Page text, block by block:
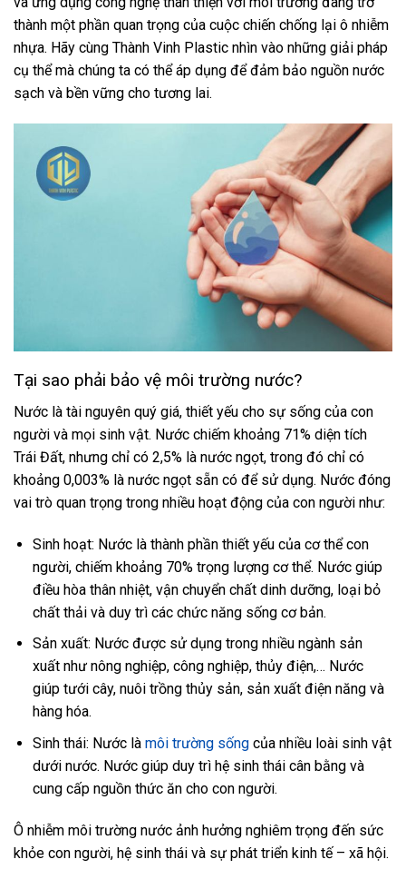
thành một phần quan trọng của cuộc chiến chống lại ô nhiễm
nhựa. Hãy cùng Thành Vinh Plastic nhìn vào những giải pháp
cụ thể mà chúng ta có thể áp dụng để đảm bảo nguồn nước
sạch và bền vững cho tương lai.
Tại sao phải bảo vệ môi trường nước?
Nước là tài nguyên quý giá, thiết yếu cho sự sống của con
người và mọi sinh vật. Nước chiếm khoảng 71% diện tích
Trái Đất, nhưng chỉ có 2,5% là nước ngọt, trong đó chỉ có
khoảng 0,003% là nước ngọt sẵn có để sử dụng. Nước đóng
vai trò quan trọng trong nhiều hoạt động của con người như:
Sinh hoạt: Nước là thành phần thiết yếu của cơ thể con
người, chiếm khoảng 70% trọng lượng cơ thể. Nước giúp
điều hòa thân nhiệt, vận chuyển chất dinh dưỡng, loại bỏ
chất thải và duy trì các chức năng sống cơ bản.
Sản xuất: Nước được sử dụng trong nhiều ngành sản
xuất như nông nghiệp, công nghiệp, thủy điện,… Nước
giúp tưới cây, nuôi trồng thủy sản, sản xuất điện năng và
hàng hóa.
Sinh thái: Nước là môi trường sốngcủa nhiều loài sinh vật
dưới nước. Nước giúp duy trì hệ sinh thái cân bằng và
cung cấp nguồn thức ăn cho con người.
Ô nhiễm môi trường nước ảnh hưởng nghiêm trọng đến sức
khỏe con người, hệ sinh thái và sự phát triển kinh tế – xã hội.